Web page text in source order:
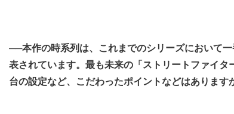
──本作の時系列は、これまでのシリーズにおいて
表されています。最も未来の「ストリートファイ
台の設定など、こだわったポイントなどはあります